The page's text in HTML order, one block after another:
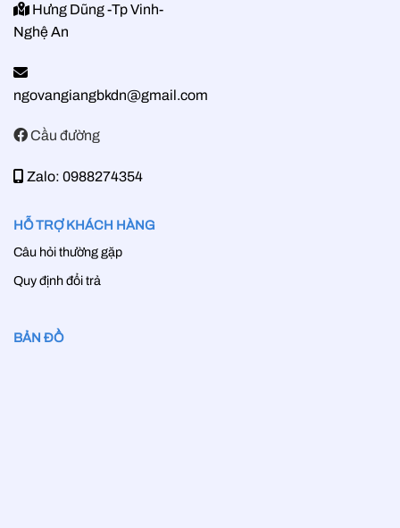
Hưng Dũng -Tp Vinh-
Nghệ An
ngovangiangbkdn@gmail.com
Cầu đường
Zalo: 0988274354
HỖ TRỢ KHÁCH HÀNG
Câu hỏi thường gặp
Quy định đổi trả
BẢN ĐỒ